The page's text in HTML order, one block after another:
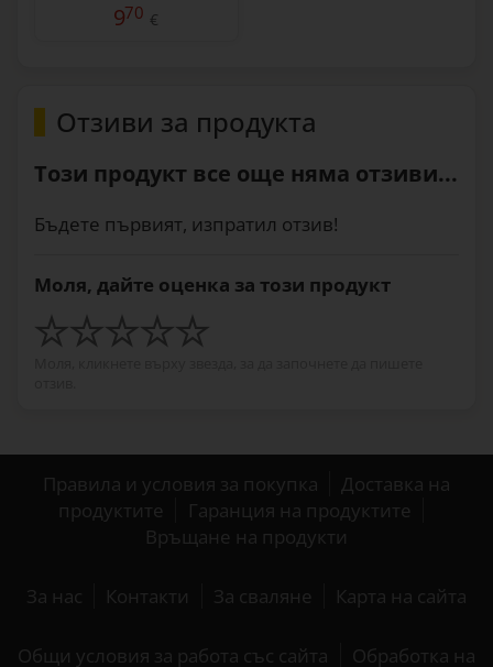
970 €
Отзиви за продукта
Този продукт все още няма отзиви...
Бъдете първият, изпратил отзив!
Моля, дайте оценка за този продукт
Правила и условия за покупка
Доставка на
продуктите
Гаранция на продуктите
Връщане на продукти
За нас Контакти За сваляне Карта на сайта
Общи условия за работа със сайта Обработка на